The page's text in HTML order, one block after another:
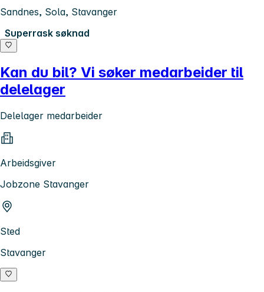
Sandnes, Sola, Stavanger
Superrask søknad
Kan du bil? Vi søker medarbeider til
delelager
Delelager medarbeider
Arbeidsgiver
Jobzone Stavanger
Sted
Stavanger